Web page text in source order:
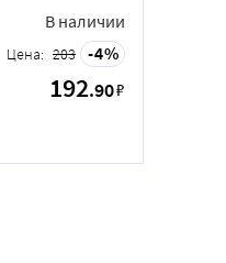
В наличии
Цена: 203 4
192.90₽